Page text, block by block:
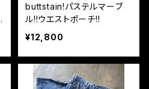
buttstain!パステルマーブ
ル!!ウエストポーチ!!
¥12,800